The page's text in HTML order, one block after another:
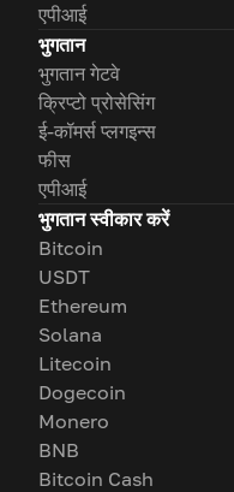
एपीआई
भुगतान
भुगतान गेटवे
क्रिप्टो प्रोसेसिंग
ई-कॉमर्स प्लगइन्स
फीस
एपीआई
भुगतान स्वीकार करें
Bitcoin
USDT
Ethereum
Solana
Litecoin
Dogecoin
Monero
BNB
Bitcoin Cash